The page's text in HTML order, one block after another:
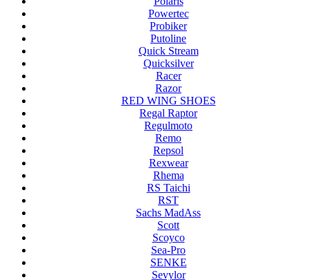
Powertec
Probiker
Putoline
Quick Stream
Quicksilver
Racer
Razor
RED WING SHOES
Regal Raptor
Regulmoto
Remo
Repsol
Rexwear
Rhema
RS Taichi
RST
Sachs MadAss
Scott
Scoyco
Sea-Pro
SENKE
Sevylor